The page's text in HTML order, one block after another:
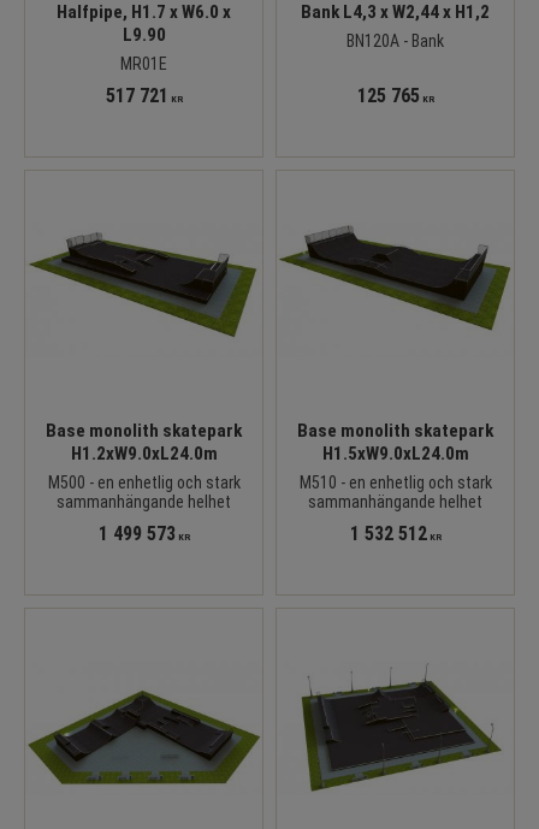
Halfpipe, H1.7 x W6.0 x
L9.90
MR01E
517 721 KR
Bank L4,3 x W2,44 x H1,2
BN120A - Bank
125 765 KR
Base monolith skatepark
H1.2xW9.0xL24.0m
M500 - en enhetlig och stark
sammanhängande helhet
1 499 573 KR
Base monolith skatepark
H1.5xW9.0xL24.0m
M510 - en enhetlig och stark
sammanhängande helhet
1 532 512KR